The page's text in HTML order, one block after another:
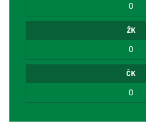
0
ŽK
0
ČK
0